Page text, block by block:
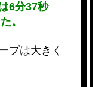
6分37秒
。
プは大きく